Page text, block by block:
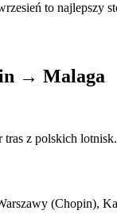
to najlepszy
→ Malaga
tras z polskich
(Chopin),